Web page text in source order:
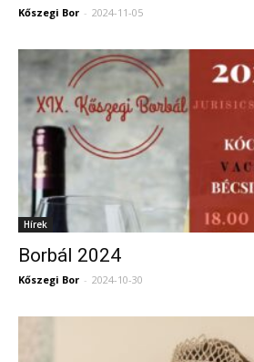
Kőszegi Bor - 2024-11-05
Hírek
Borbál 2024
Kőszegi Bor - 2024-10-30